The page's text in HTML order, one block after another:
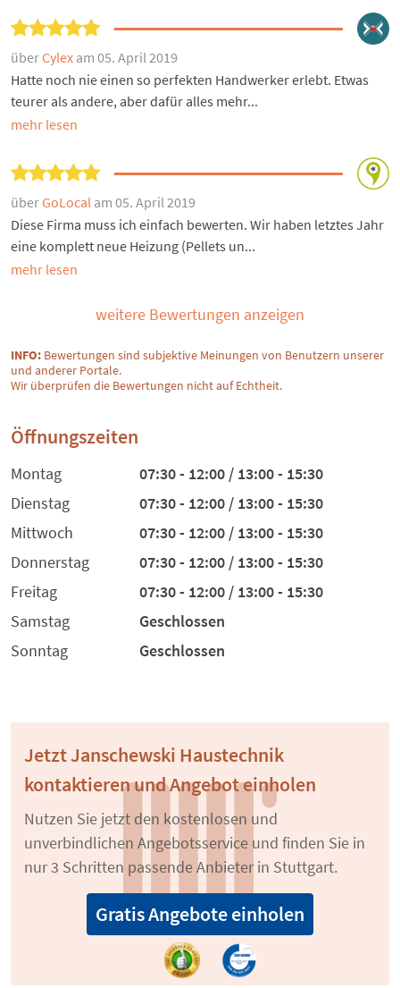
überCylex am 05. April 2019
Hatte noch nie einen so perfekten Handwerker erlebt. Etwas
teurer als andere, aber dafür alles mehr...
mehr lesen
überGoLocal am 05. April 2019
Diese Firma muss ich einfach bewerten. Wir haben letztes Jahr
eine komplett neue Heizung (Pellets un...
mehr lesen
weitere Bewertungen anzeigen
INFO: Bewertungen sind subjektive Meinungen von Benutzern unserer
und anderer Portale.
Wir überprüfen die Bewertungen nicht auf Echtheit.
Öffnungszeiten
Montag
07:30 - 12:00 / 13:00 - 15:30
Dienstag
07:30 - 12:00 / 13:00 - 15:30
Mittwoch
07:30 - 12:00 / 13:00 - 15:30
Donnerstag
07:30 - 12:00 / 13:00 - 15:30
Freitag
07:30 - 12:00 / 13:00 - 15:30
Samstag
Geschlossen
Sonntag
Geschlossen
Jetzt Janschewski Haustechnik
kontaktieren und Angebot einholen
Nutzen Sie jetzt den kostenlosen und
unverbindlichen Angebotsservice und finden Sie in
nur 3 Schritten passende Anbieter in Stuttgart.
Gratis Angebote einholen